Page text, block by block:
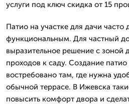
услуги под ключ скидка от 15
Патио на участке для дачи
функциональным. Для частный
выразительное решение с зоной
проходов к саду. Создание
востребовано там, где нужна
обычной террасе. В Ижевска
повысить комфорт двора и